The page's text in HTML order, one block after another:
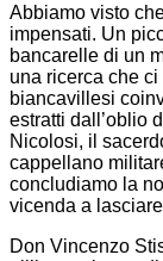
Abbiamo visto
impensati. Un
bancarelle di un
una ricerca che
biancavillesi
estratti dall’oblio
Nicolosi, il
cappellano
concludiamo la
vicenda a
Don Vincenzo